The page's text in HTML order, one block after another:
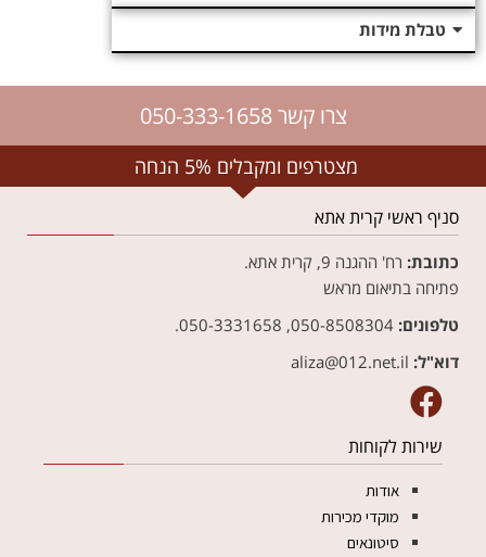
טבלת מידות
צרו קשר 050-333-1658
מצטרפים ומקבלים 5% הנחה
סניף ראשי קרית אתא
כתובת: רח' ההגנה 9, קרית אתא.
פתיחה בתיאום מראש
טלפונים:
דוא"ל:
שירות לקוחות
אודות
מוקדי מכירות
סיטונאים